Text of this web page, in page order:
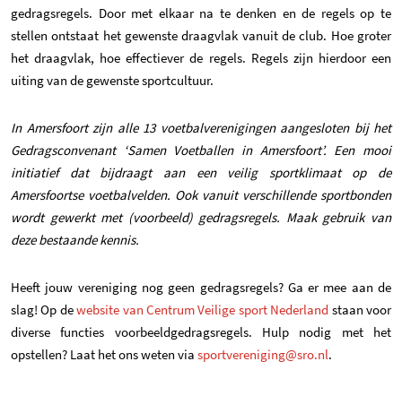
gedragsregels. Door met elkaar na te denken en de regels op te
stellen ontstaat het gewenste draagvlak vanuit de club. Hoe groter
het draagvlak, hoe effectiever de regels. Regels zijn hierdoor een
uiting van de gewenste sportcultuur.
In Amersfoort zijn alle 13 voetbalverenigingen aangesloten bij het
Gedragsconvenant ‘Samen Voetballen in Amersfoort’. Een mooi
initiatief dat bijdraagt aan een veilig sportklimaat op de
Amersfoortse voetbalvelden. Ook vanuit verschillende sportbonden
wordt gewerkt met (voorbeeld) gedragsregels. Maak gebruik van
deze bestaande kennis.
Heeft jouw vereniging nog geen gedragsregels? Ga er mee aan de
slag! Op dewebsite van Centrum Veilige sport Nederland staan voor
diverse functies voorbeeldgedragsregels. Hulp nodig met het
opstellen? Laat het ons weten via sportvereniging@sro.nl.